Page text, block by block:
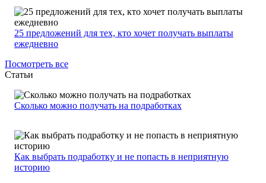
25 предложений для тех, кто хочет получать выплаты
ежедневно
Посмотреть все
Статьи
Сколько можно получать на подработках
Как выбрать подработку и не попасть в неприятную
историю